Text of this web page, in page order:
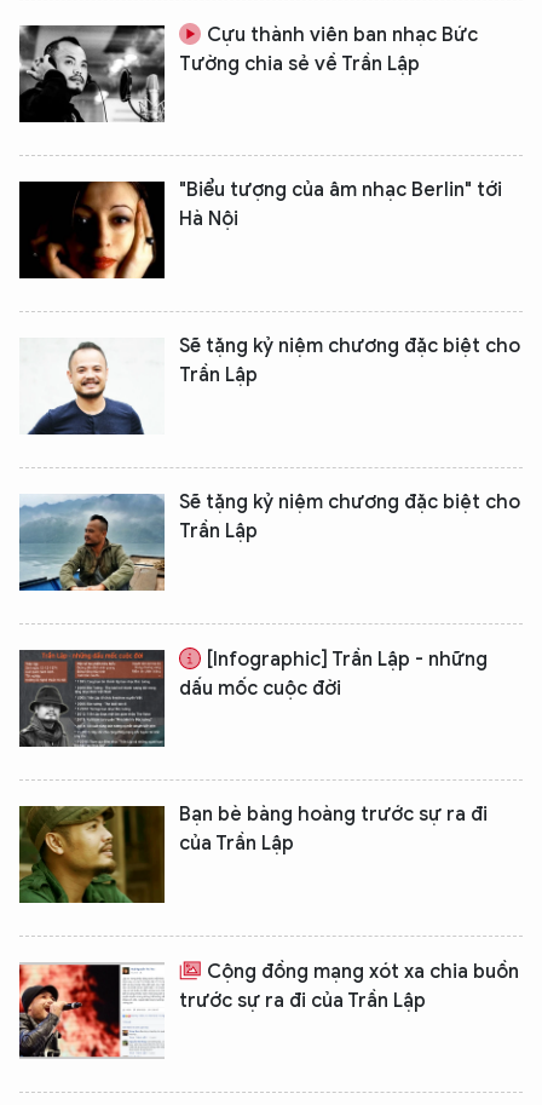
Cựu thành viên ban nhạc Bức
Tường chia sẻ về Trần Lập
"Biểu tượng của âm nhạc Berlin" tới
Hà Nội
Sẽ tặng kỷ niệm chương đặc biệt cho
Trần Lập
Sẽ tặng kỷ niệm chương đặc biệt cho
Trần Lập
[Infographic] Trần Lập - những
dấu mốc cuộc đời
Bạn bè bàng hoàng trước sự ra đi
của Trần Lập
Cộng đồng mạng xót xa chia buồn
trước sự ra đi của Trần Lập
XIN CHÀO,
TÔI LÀ CHATBOT CỦA
Hãy hỏi tôi bất kỳ điều gì bạn cần biết về
An Ninh Thủ Đô nhé. Tôi sẵn sàng hỗ trợ!